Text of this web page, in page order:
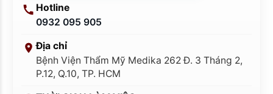
Hotline
0932 095 905
Địa chỉ
Bệnh Viện Thẩm Mỹ Medika 262 Đ. 3 Tháng 2,
P.12, Q.10, TP. HCM